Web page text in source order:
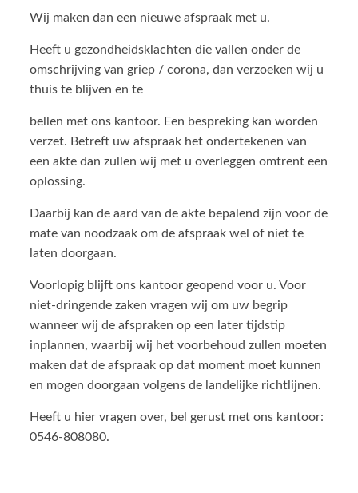
Wij maken dan een nieuwe afspraak met u.
Heeft u gezondheidsklachten die vallen onder de
omschrijving van griep / corona, dan verzoeken wij u
thuis te blijven en te
bellen met ons kantoor. Een bespreking kan worden
verzet. Betreft uw afspraak het ondertekenen van
een akte dan zullen wij met u overleggen omtrent een
oplossing.
Daarbij kan de aard van de akte bepalend zijn voor de
mate van noodzaak om de afspraak wel of niet te
laten doorgaan.
Voorlopig blijft ons kantoor geopend voor u. Voor
niet-dringende zaken vragen wij om uw begrip
wanneer wij de afspraken op een later tijdstip
inplannen, waarbij wij het voorbehoud zullen moeten
maken dat de afspraak op dat moment moet kunnen
en mogen doorgaan volgens de landelijke richtlijnen.
Heeft u hier vragen over, bel gerust met ons kantoor:
0546-808080.